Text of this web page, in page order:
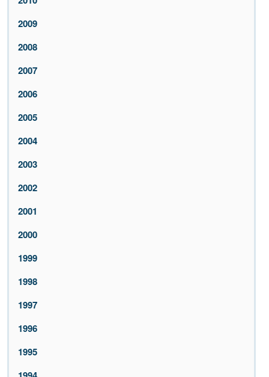
2009
2008
2007
2006
2005
2004
2003
2002
2001
2000
1999
1998
1997
1996
1995